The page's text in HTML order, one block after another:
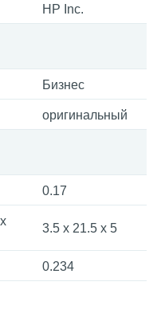
HP Inc.
Бизнес
оригинальный
0.17
3.5 x 21.5 x 5
0.234